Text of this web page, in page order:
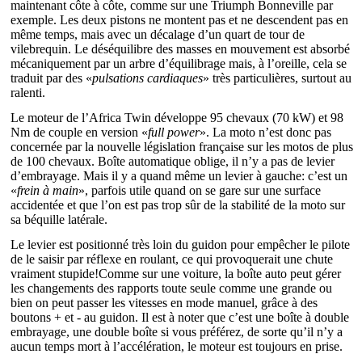
maintenant côte à côte, comme sur une Triumph Bonneville par
exemple. Les deux pistons ne montent pas et ne descendent pas en
même temps, mais avec un décalage d’un quart de tour de
vilebrequin. Le déséquilibre des masses en mouvement est absorbé
mécaniquement par un arbre d’équilibrage mais, à l’oreille, cela se
traduit par des «pulsations cardiaques» très particulières, surtout au
ralenti.
Le moteur de l’Africa Twin développe 95 chevaux (70 kW) et 98
Nm de couple en version «full power». La moto n’est donc pas
concernée par la nouvelle législation française sur les motos de plus
de 100 chevaux. Boîte automatique oblige, il n’y a pas de levier
d’embrayage. Mais il y a quand même un levier à gauche: c’est un
«frein à main», parfois utile quand on se gare sur une surface
accidentée et que l’on est pas trop sûr de la stabilité de la moto sur
sa béquille latérale.
Le levier est positionné très loin du guidon pour empêcher le pilote
de le saisir par réflexe en roulant, ce qui provoquerait une chute
vraiment stupide!Comme sur une voiture, la boîte auto peut gérer
les changements des rapports toute seule comme une grande ou
bien on peut passer les vitesses en mode manuel, grâce à des
boutons + et - au guidon. Il est à noter que c’est une boîte à double
embrayage, une double boîte si vous préférez, de sorte qu’il n’y a
aucun temps mort à l’accélération, le moteur est toujours en prise.